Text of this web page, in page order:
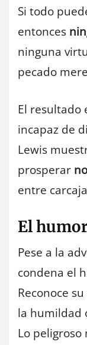
Si todo
entonces
ninguna
pecado
El resultado
incapaz de
Lewis
prosperar
entre
El
Pese a la
condena el
Reconoce
la humildad
Lo peligroso